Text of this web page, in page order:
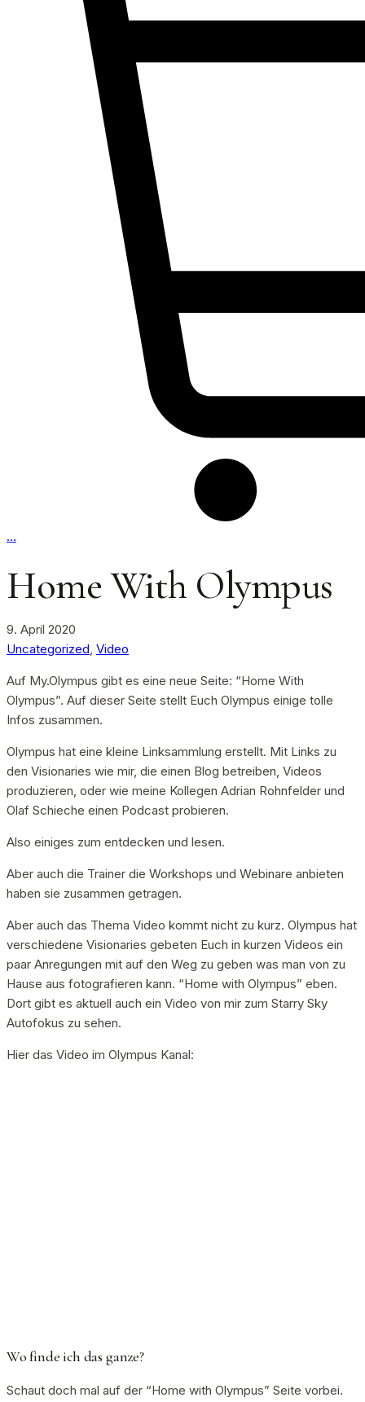
…
Home With Olympus
9. April 2020
Uncategorized, Video
Auf My.Olympus gibt es eine neue Seite: “Home With
Olympus”. Auf dieser Seite stellt Euch Olympus einige tolle
Infos zusammen.
Olympus hat eine kleine Linksammlung erstellt. Mit Links zu
den Visionaries wie mir, die einen Blog betreiben, Videos
produzieren, oder wie meine Kollegen Adrian Rohnfelder und
Olaf Schieche einen Podcast probieren.
Also einiges zum entdecken und lesen.
Aber auch die Trainer die Workshops und Webinare anbieten
haben sie zusammen getragen.
Aber auch das Thema Video kommt nicht zu kurz. Olympus hat
verschiedene Visionaries gebeten Euch in kurzen Videos ein
paar Anregungen mit auf den Weg zu geben was man von zu
Hause aus fotografieren kann. “Home with Olympus” eben.
Dort gibt es aktuell auch ein Video von mir zum Starry Sky
Autofokus zu sehen.
Hier das Video im Olympus Kanal:
Wo finde ich das ganze?
Schaut doch mal auf der “Home with Olympus” Seite vorbei.